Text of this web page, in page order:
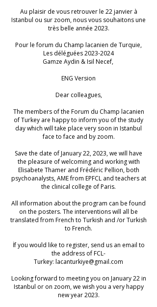
Au plaisir de vous retrouver le 22 janvier à
Istanbul ou sur zoom, nous vous souhaitons une
très belle année 2023.
Pour le forum du Champ lacanien de Turquie,
Les déléguées2023-2024
Gamze Aydin & Isil Necef,
ENG Version
Dear colleagues,
The members of the Forum du Champ lacanien
of Turkey are happy to inform you of the study
day which will take place very soon in Istanbul
face to face and by zoom.
Save the date of January 22, 2023, we will have
the pleasure of welcoming and working with
Elisabete Thamer and Frédéric Pellion, both
psychoanalysts, AME from EPFCL and teachers at
the clinical college of Paris.
All information about the program can be found
on the posters. The interventions will all be
translated from French to Turkish and /or Turkish
to French.
İf you would like to register, send us an email to
the address of FCL-
Turkey: lacanturkiye@gmail.com
Looking forward to meeting you on January 22 in
Istanbul or on zoom, we wish you a very happy
new year 2023.